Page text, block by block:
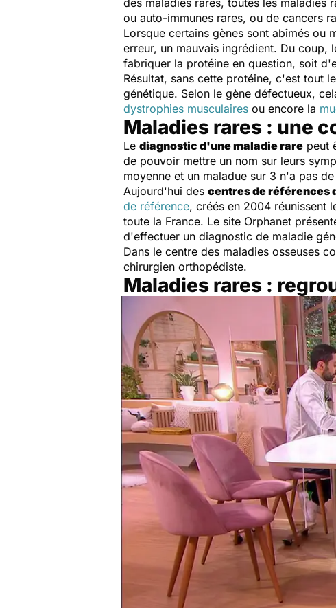
ou auto-immunes rares, ou de cancers
Lorsque certains gènes sont abîmés ou
erreur, un mauvais ingrédient. Du
fabriquer la protéine en question, soit
Résultat, sans cette protéine, c'est tout
génétique. Selon le gène défectueux,
dystrophies musculaires ou encore la
Maladies rares : une
Le diagnostic d'une maladie rare peut
de pouvoir mettre un nom sur leurs
moyenne et un maladue sur 3 n'a pas
Aujourd'hui des centres de références
de référence, créés en 2004 réunissent
toute la France. Le site Orphanet
d'effectuer un diagnostic de maladie
Dans le centre des maladies osseuses
chirurgien orthopédiste.
Maladies rares :